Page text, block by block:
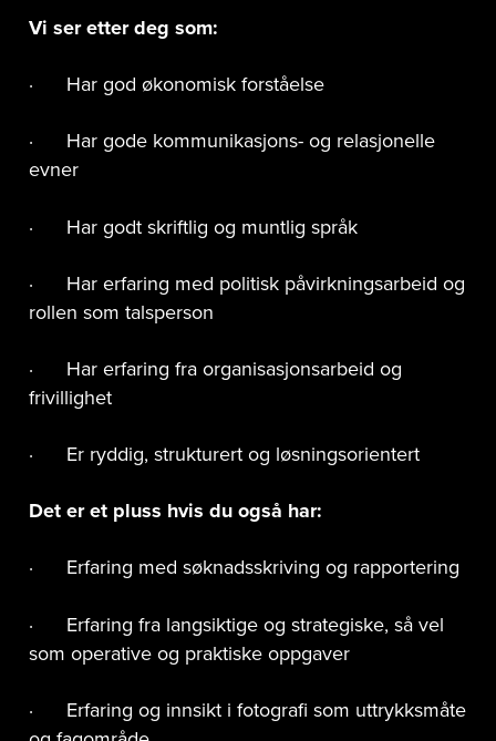
Vi ser etter deg som:
· Har god økonomisk forståelse
· Har gode kommunikasjons- og relasjonelle
evner
· Har godt skriftlig og muntlig språk
· Har erfaring med politisk påvirkningsarbeid og
rollen som talsperson
· Har erfaring fra organisasjonsarbeid og
frivillighet
· Er ryddig, strukturert og løsningsorientert
Det er et pluss hvis du også har:
· Erfaring med søknadsskriving og rapportering
· Erfaring fra langsiktige og strategiske, så vel
som operative og praktiske oppgaver
· Erfaring og innsikt i fotografi som uttrykksmåte